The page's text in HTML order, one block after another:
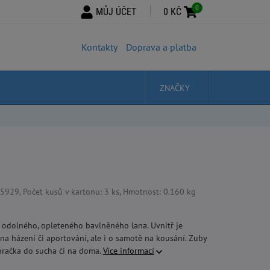
Kontakty Doprava a platba
ZNAČKY
Počet kusů v kartonu: 3 ks, Hmotnost: 0.160 kg
opleteného bavlněného lana. Uvnitř je
házení či aportování, ale i o samotě na kousání. Zuby
do sucha či na doma. Více informací
0 KČ 0
MŮJ ÚČET